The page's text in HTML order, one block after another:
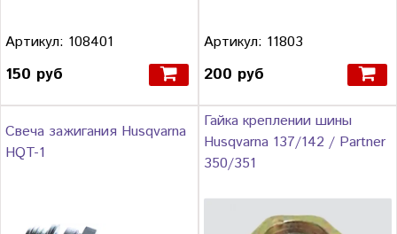
Артикул: 108401
150 руб
Артикул: 11803
200 руб
Свеча зажигания Husqvarna
HQT-1
Гайка креплении шины
Husqvarna 137/142 / Partner
350/351